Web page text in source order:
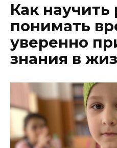
Как научить
понимать
уверенно
знания в